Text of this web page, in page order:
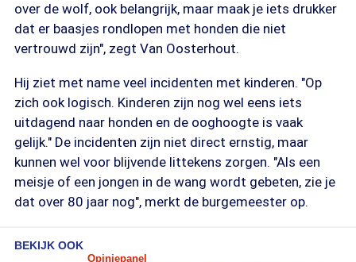
over de wolf, ook belangrijk, maar maak je iets drukker
dat er baasjes rondlopen met honden die niet
vertrouwd zijn", zegt Van Oosterhout.
Hij ziet met name veel incidenten met kinderen. "Op
zich ook logisch. Kinderen zijn nog wel eens iets
uitdagend naar honden en de ooghoogte is vaak
gelijk." De incidenten zijn niet direct ernstig, maar
kunnen wel voor blijvende littekens zorgen. "Als een
meisje of een jongen in de wang wordt gebeten, zie je
dat over 80 jaar nog", merkt de burgemeester op.
BEKIJK OOK
Opiniepanel